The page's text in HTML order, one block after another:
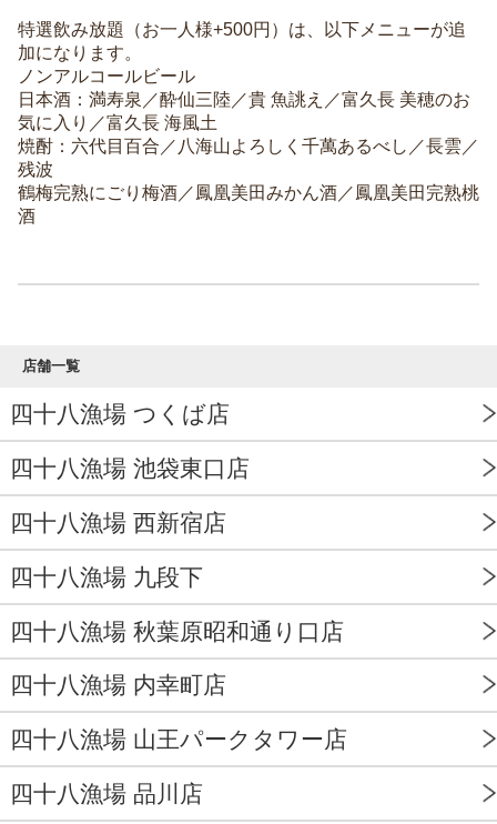
特選飲み放題（お一人様+500円）は、以下メニューが追
加になります。
ノンアルコールビール
日本酒：満寿泉／酔仙三陸／貴 魚誂え／富久長 美穂のお
気に入り／富久長 海風土
焼酎：六代目百合／八海山よろしく千萬あるべし／長雲／
残波
鶴梅完熟にごり梅酒／鳳凰美田みかん酒／鳳凰美田完熟桃
酒
店舗一覧
四十八漁場 つくば店
四十八漁場 池袋東口店
四十八漁場 西新宿店
四十八漁場 九段下
四十八漁場 秋葉原昭和通り口店
四十八漁場 内幸町店
四十八漁場 山王パークタワー店
四十八漁場 品川店